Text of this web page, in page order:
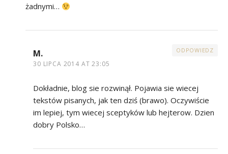
żadnymi…
M.
30 LIPCA 2014 AT 23:05
ODPOWIEDZ
Dokładnie, blog sie rozwinął. Pojawia sie wiecej
tekstów pisanych, jak ten dziś (brawo). Oczywiście
im lepiej, tym wiecej sceptyków lub hejterow. Dzien
dobry Polsko…